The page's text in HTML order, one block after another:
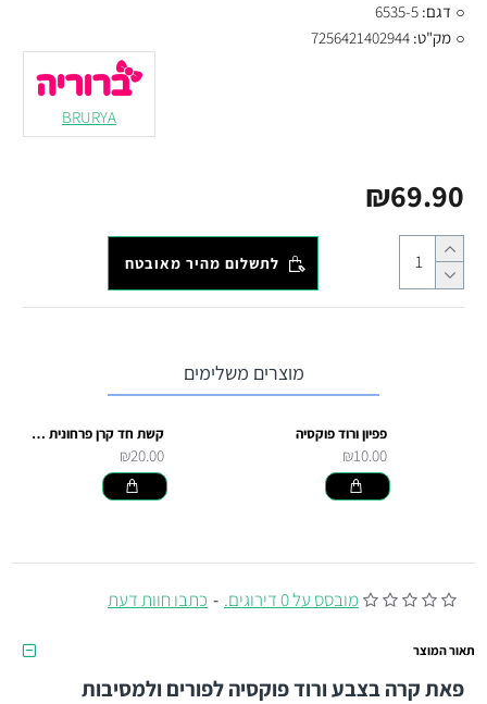
מובסס על 0 דירוגים. - כתבו חוות דעת
₪69.90
דגם: 6535-5
מק"ט: 7256421402944
BRURYA
לתשלום מהיר מאובטח
מוצרים משלימים
פפיון ורוד פוקסיה
₪10.00
קשת חד קרן פרחונית לתחפושת קוספליי
₪20.00
תאור המוצר
פאת קרה בצבע ורוד פוקסיה לפורים ולמסיבות